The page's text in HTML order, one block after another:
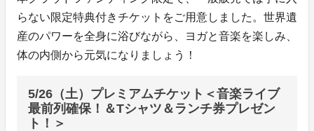
らない限定特典付きチケットをご用意しました。世界遺
産のパワーを全身に浴びながら、ヨガと音楽を楽しみ、
体の内側から元気になりましょう！
5/26（土）プレミアムチケット＜音楽ライブ
最前列確保！＆Tシャツ＆ランチ券プレゼン
ト！＞